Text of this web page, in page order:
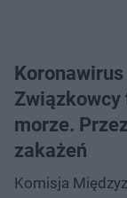
Związkowcy
morze.
zakażeń
Komisja